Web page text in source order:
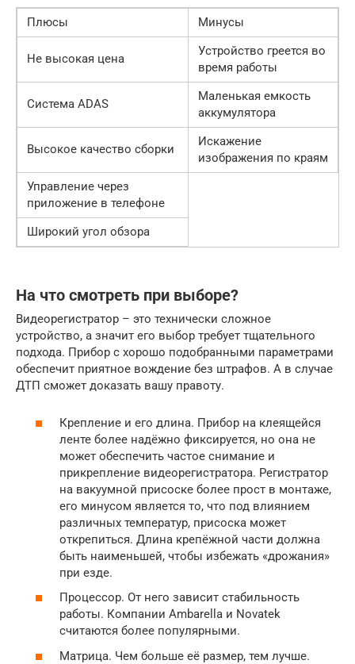
Плюсы Минусы
Не высокая цена
Устройство греется во
время работы
Система ADAS
Маленькая емкость
аккумулятора
Высокое качество сборки
Искажение
изображения по краям
Управление через
приложение в телефоне
Широкий угол обзора
На что смотреть при выборе?
Видеорегистратор – это технически сложное
устройство, а значит его выбор требует тщательного
подхода. Прибор с хорошо подобранными параметрами
обеспечит приятное вождение без штрафов. А в случае
ДТП сможет доказать вашу правоту.
Крепление и его длина. Прибор на клеящейся
ленте более надёжно фиксируется, но она не
может обеспечить частое снимание и
прикрепление видеорегистратора. Регистратор
на вакуумной присоске более прост в монтаже,
его минусом является то, что под влиянием
различных температур, присоска может
открепиться. Длина крепёжной части должна
быть наименьшей, чтобы избежать «дрожания»
при езде.
Процессор. От него зависит стабильность
работы. Компании Ambarella и Novatek
считаются более популярными.
Матрица. Чем больше её размер, тем лучше.